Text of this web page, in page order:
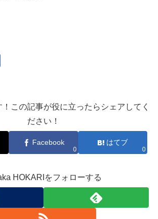
この記事が役に立ったらシェアしてく
ださい！
Facebook
0
はてブ
0
HOKARIをフォローする